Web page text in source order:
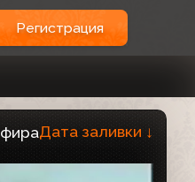
Регистрация
Дата заливки ↓